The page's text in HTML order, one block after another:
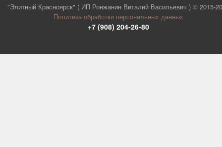
"Элитный Красноярск" ( ИП Ронжанин Виталий Васильевич ) © 2015-
Политика обработки персональных данных
+7 (908) 204-26-80